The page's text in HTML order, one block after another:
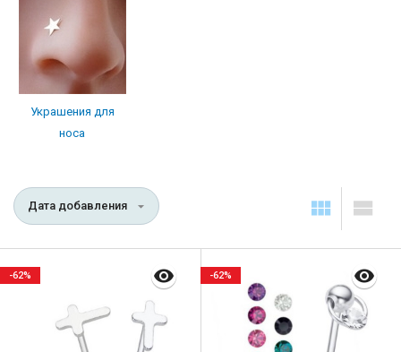
Украшения для
носа
Дата добавления
-62% -62%